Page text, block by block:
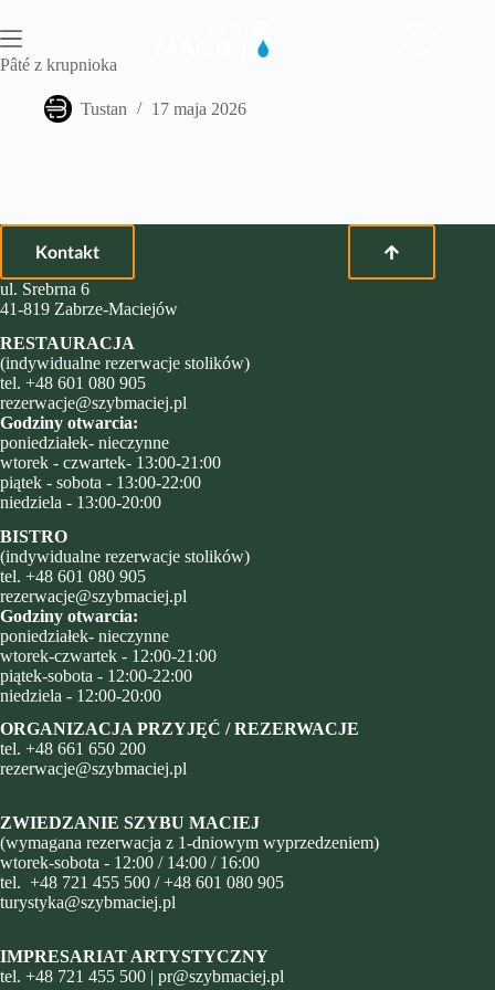
do
treści
Pâté z krupnioka
Tustan 17 maja 2026
Kontakt
ul. Srebrna 6
41-819 Zabrze-Maciejów
RESTAURACJA
(indywidualne rezerwacje stolików)
tel. +48 601 080 905
rezerwacje@szybmaciej.pl
Godziny otwarcia:
poniedziałek- nieczynne
wtorek - czwartek- 13:00-21:00
piątek - sobota - 13:00-22:00
niedziela - 13:00-20:00
BISTRO
(indywidualne rezerwacje stolików)
tel. +48 601 080 905
rezerwacje@szybmaciej.pl
Godziny otwarcia:
poniedziałek- nieczynne
wtorek-czwartek - 12:00-21:00
piątek-sobota - 12:00-22:00
niedziela - 12:00-20:00
ORGANIZACJA PRZYJĘĆ / REZERWACJE
tel. +48 661 650 200
rezerwacje@szybmaciej.pl
ZWIEDZANIE SZYBU MACIEJ
(wymagana rezerwacja z 1-dniowym wyprzedzeniem)
wtorek-sobota - 12:00 / 14:00 / 16:00
tel. +48 721 455 500 /+48 601 080 905
turystyka@szybmaciej.pl
IMPRESARIAT ARTYSTYCZNY
tel. +48 721 455 500 | pr@szybmaciej.pl